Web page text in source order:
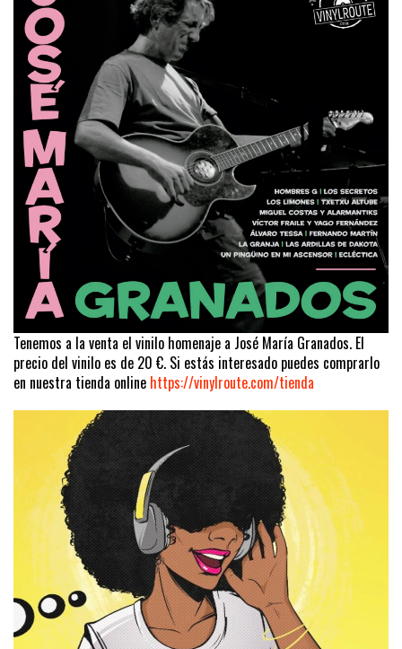
Tenemos a la venta el vinilo homenaje a José María Granados. El
precio del vinilo es de 20 €. Si estás interesado puedes comprarlo
en nuestra tienda online https://vinylroute.com/tienda